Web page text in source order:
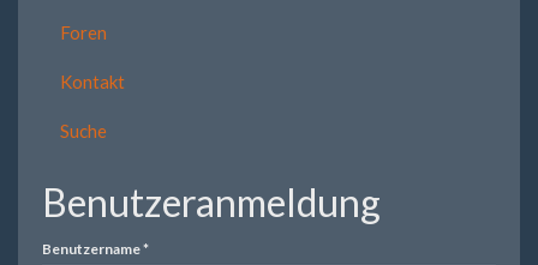
Foren
Kontakt
Suche
Benutzeranmeldung
Benutzername*